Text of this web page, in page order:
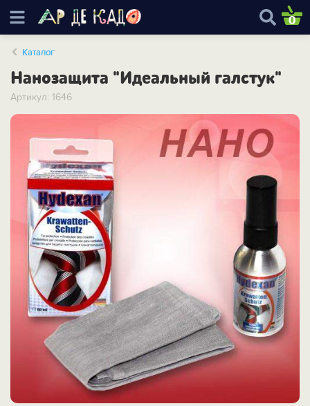
0
Каталог
Нанозащита "Идеальный галстук"
Артикул: 1646